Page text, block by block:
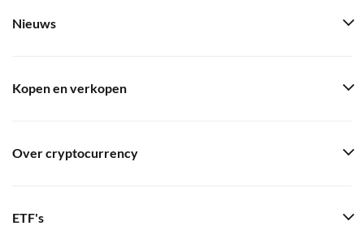
Nieuws
Kopen en verkopen
Over cryptocurrency
ETF's